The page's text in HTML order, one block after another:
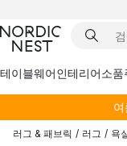
테이블웨어인테리어소품
여
러그 & 패브릭 / 러그 / 욕